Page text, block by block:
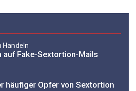
Handeln
auf Fake-Sextortion-Mails
häufiger Opfer von Sextortion